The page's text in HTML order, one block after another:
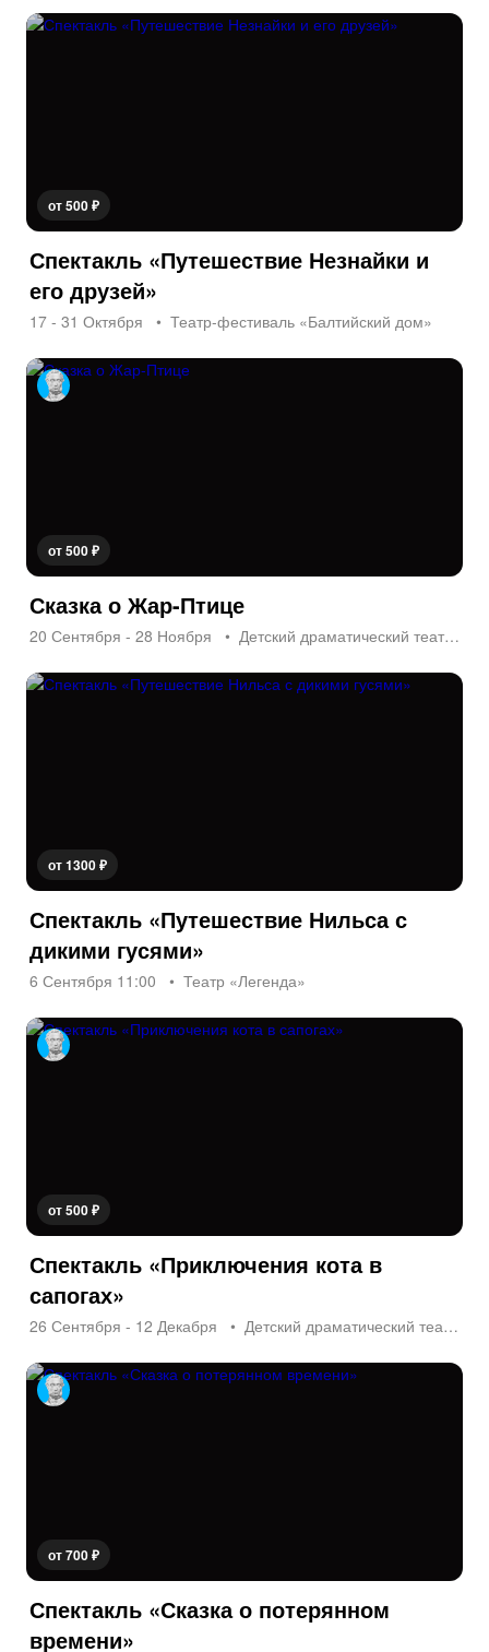
от 500 ₽
Спектакль «Путешествие Незнайки и
его друзей»
17 - 31 Октября Театр-фестиваль «Балтийский дом»
от 500 ₽
Сказка о Жар-Птице
20 Сентября - 28 Ноября Детский драматический театр «На Неве»
от 1300 ₽
Спектакль «Путешествие Нильса с
дикими гусями»
6 Сентября 11:00 Театр «Легенда»
от 500 ₽
Спектакль «Приключения кота в
сапогах»
26 Сентября - 12 Декабря Детский драматический театр «На Неве»
от 700 ₽
Спектакль «Сказка о потерянном
времени»